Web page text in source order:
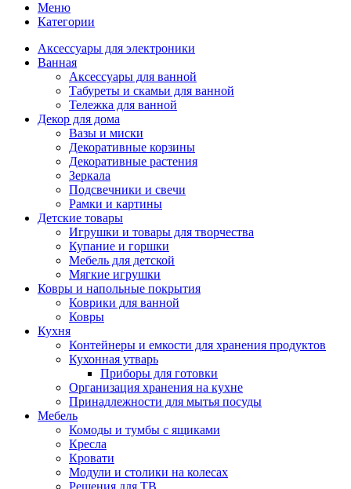
Меню
Категории
Аксессуары для электроники
Ванная
Аксессуары для ванной
Табуреты и скамьи для ванной
Тележка для ванной
Декор для дома
Вазы и миски
Декоративные корзины
Декоративные растения
Зеркала
Подсвечники и свечи
Рамки и картины
Детские товары
Игрушки и товары для творчества
Купание и горшки
Мебель для детской
Мягкие игрушки
Ковры и напольные покрытия
Коврики для ванной
Ковры
Кухня
Контейнеры и емкости для хранения продуктов
Кухонная утварь
Приборы для готовки
Организация хранения на кухне
Принадлежности для мытья посуды
Мебель
Комоды и тумбы с ящиками
Кресла
Кровати
Модули и столики на колесах